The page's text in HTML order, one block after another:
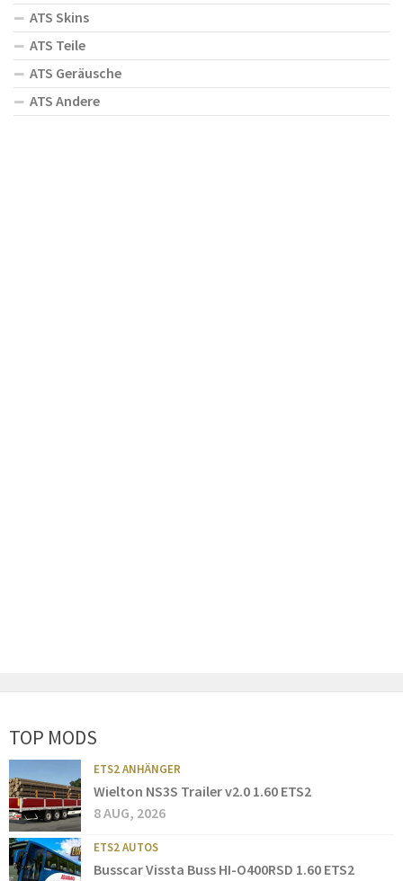
ATS Skins
ATS Teile
ATS Geräusche
ATS Andere
TOP MODS
ETS2 ANHÄNGER
Wielton NS3S Trailer v2.0 1.60 ETS2
8 AUG, 2026
ETS2 AUTOS
Busscar Vissta Buss HI-O400RSD 1.60 ETS2